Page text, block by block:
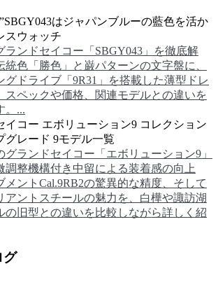
ランドセイコー「SBGY043」を徹底解
統色「勝色」と巌パターンの文字盤に、
グドライブ「9R31」を搭載した薄型ドレ
スペックや価格、関連モデルとの違いを
。...
グランドセイコー「エボリューション9」
調整機構付き中留による装着感の向上
メントCal.9RB2の驚異的な精度、そして
アントスチールの魅力を、白樺や諏訪湖
の旧型との違いを比較しながら詳しく紹
グ